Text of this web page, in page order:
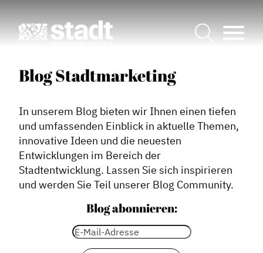
Blog Stadtmarketing
In unserem Blog bieten wir Ihnen einen tiefen
und umfassenden Einblick in aktuelle Themen,
innovative Ideen und die neuesten
Entwicklungen im Bereich der
Stadtentwicklung. Lassen Sie sich inspirieren
und werden Sie Teil unserer Blog Community.
Blog abonnieren: